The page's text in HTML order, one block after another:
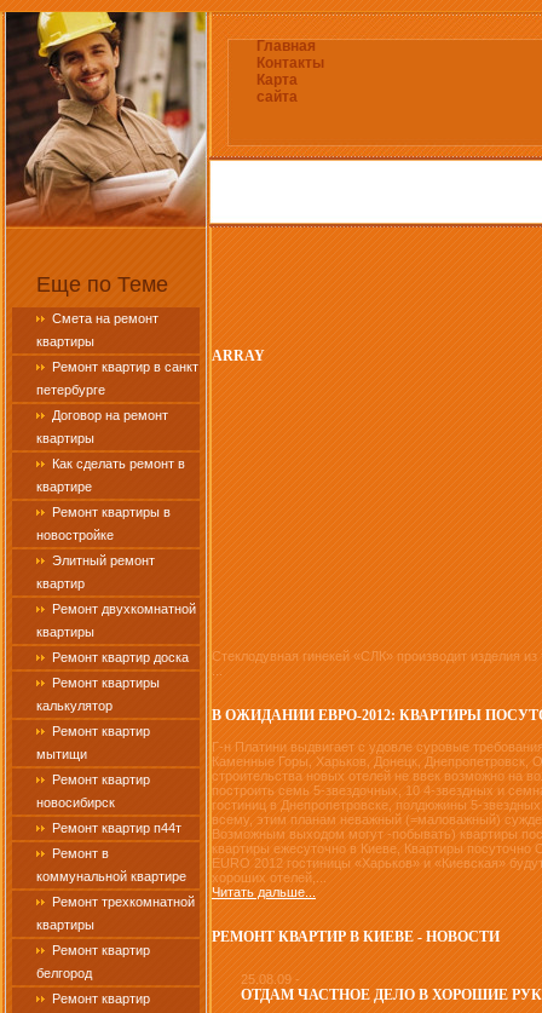
Главная
Контакты
Карта
сайта
Еще по Теме
Смета на ремонт
квартиры
Ремонт квартир в санкт
петербурге
Договор на ремонт
квартиры
Как сделать ремонт в
квартире
Ремонт квартиры в
новостройке
Элитный ремонт
квартир
Ремонт двухкомнатной
квартиры
Ремонт квартир доска
Ремонт квартиры
калькулятор
Ремонт квартир
мытищи
Ремонт квартир
новосибирск
Ремонт квартир п44т
Ремонт в
коммунальной квартире
Ремонт трехкомнатной
квартиры
Ремонт квартир
белгород
Ремонт квартир
ARRAY
Cтеклодувная гинекей «СЛК» производит изделия
...
В ОЖИДАНИИ ЕВРО-2012: КВАРТИРЫ
Г-н Платини выдвигает с удовле суровые
Каменные Горы, Харьков, Донецк, Днепропетровск,
строительства новых отелей не ввек возможно на
построить семь 5-звездочных, 10 4-звездных и
гостиниц в Днепропетровске, полдюжины 5-
всему, этим планам неважный (=маловажный)
Возможным выходом могут -побывать) квартиры
квартиры ежесуточно в Киеве, Квартиры
EURO 2012 гостиницы «Харьков» и «Киевская»
хороших отелей,...
Читать дальше...
РЕМОНТ КВАРТИР В КИЕВЕ - НОВОСТИ
25.08.09 -
ОТДАМ ЧАСТНОЕ ДЕЛО В ХОРОШИЕ